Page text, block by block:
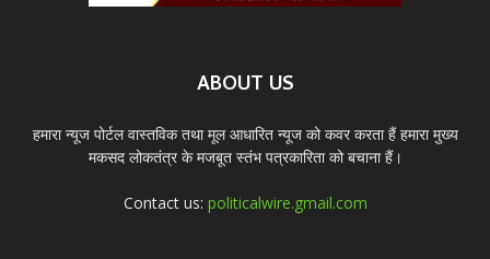
ABOUT US
हमारा न्यूज पोर्टल वास्तविक तथा मूल आधारित न्यूज को कवर करता हैं हमारा मुख्य
मकसद लोकतंत्र के मजबूत स्तंभ पत्रकारिता को बचाना हैं।
Contact us: politicalwire.gmail.com